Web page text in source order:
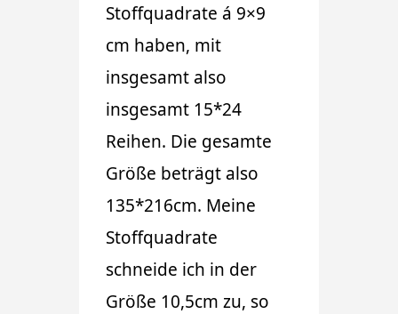
Stoffquadrate á 9×9
cm haben, mit
insgesamt also
insgesamt 15*24
Reihen. Die gesamte
Größe beträgt also
135*216cm. Meine
Stoffquadrate
schneide ich in der
Größe 10,5cm zu, so